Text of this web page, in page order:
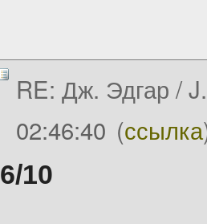
RE: Дж. Эдгар /
02:46:40 (ссылка
6/10